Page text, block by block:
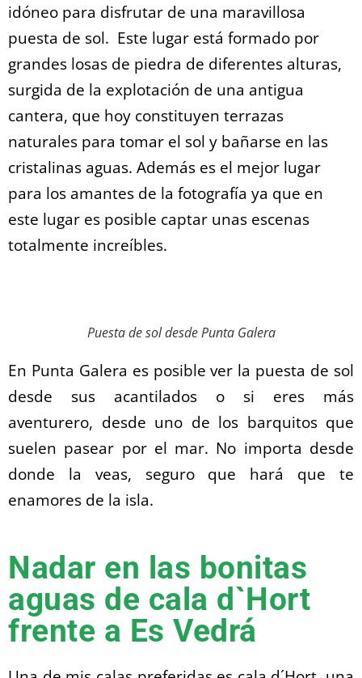
idóneo para disfrutar de una maravillosa
puesta de sol. Este lugar está formado por
grandes losas de piedra de diferentes alturas,
surgida de la explotación de una antigua
cantera, que hoy constituyen terrazas
naturales para tomar el sol y bañarse en las
cristalinas aguas. Además es el mejor lugar
para los amantes de la fotografía ya que en
este lugar es posible captar unas escenas
totalmente increíbles.
Puesta de sol desde Punta Galera
En Punta Galera es posible ver la puesta de sol
desde sus acantilados o si eres más
aventurero, desde uno de los barquitos que
suelen pasear por el mar. No importa desde
donde la veas, seguro que hará que te
enamores de la isla.
Nadar en las bonitas
aguas de cala d`Hort
frente a Es Vedrá